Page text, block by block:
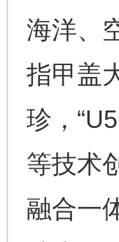
海洋、
指甲盖
珍，
等技术
融合一